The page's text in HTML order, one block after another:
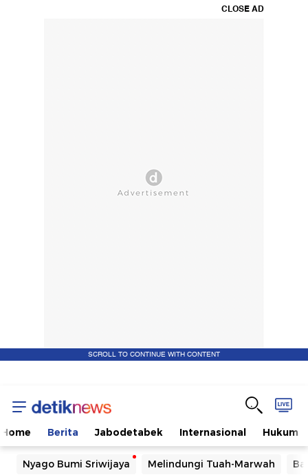
CLOSE AD
SCROLL TO CONTINUE WITH CONTENT
Home Berita Jabodetabek Internasional Hukum
Nyago Bumi Sriwijaya Melindungi Tuah-Marwah